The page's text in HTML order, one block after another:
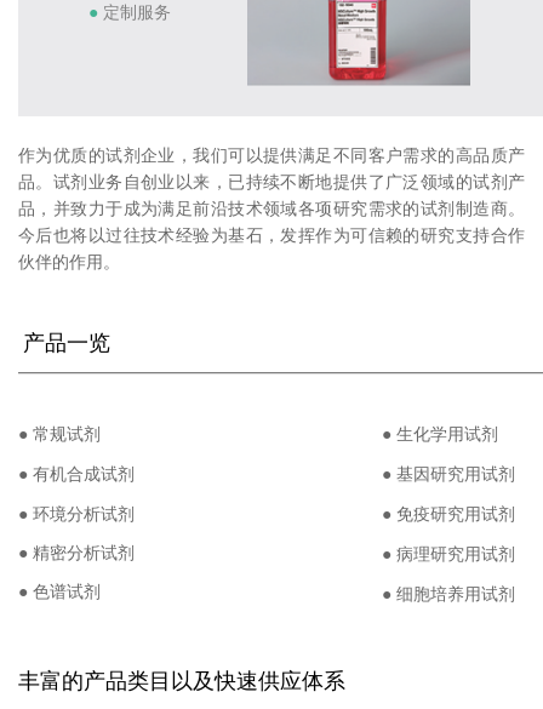
● 定制服务
作为优质的试剂企业，我们可以提供满足不同客户需求的高品质产
品。试剂业务自创业以来，已持续不断地提供了广泛领域的试剂产
品，并致力于成为满足前沿技术领域各项研究需求的试剂制造商。
今后也将以过往技术经验为基石，发挥作为可信赖的研究支持合作
伙伴的作用。
产品一览
————————————————
● 常规试剂
● 有机合成试剂
● 环境分析试剂
● 精密分析试剂
● 色谱试剂
● 生化学用试剂
● 基因研究用试剂
● 免疫研究用试剂
● 病理研究用试剂
● 细胞培养用试剂
丰富的产品类目以及快速供应体系